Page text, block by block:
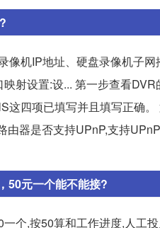
像机IP地址、硬盘录像机子
射设置:设... 第一步查看
这四项已填写并且填写正确
由器是否支持UPnP,支持
50元一个能不能接?
个,按50算和工作进度,人工